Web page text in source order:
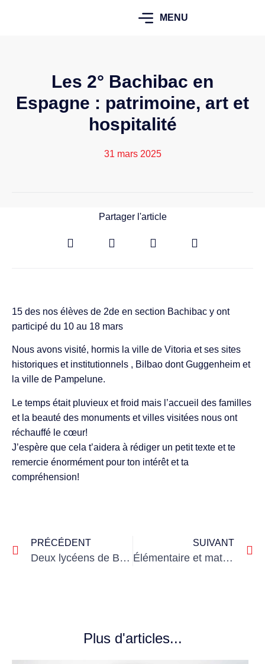
MENU
Les 2° Bachibac en
Espagne : patrimoine, art et
hospitalité
31 mars 2025
Partager l'article
15 des nos élèves de 2de en section Bachibac y ont
participé du 10 au 18 mars
Nous avons visité, hormis la ville de Vitoria et ses sites
historiques et institutionnels , Bilbao dont Guggenheim et
la ville de Pampelune.
Le temps était pluvieux et froid mais l’accueil des familles
et la beauté des monuments et villes visitées nous ont
réchauffé le cœur!
J’espère que cela t’aidera à rédiger un petit texte et te
remercie énormément pour ton intérêt et ta
compréhension!
PRÉCÉDENT
Deux lycéens de Blanche primés au concours de l’Association des Membres de l’Ordre des Palmes Académiques
SUIVANT
Élémentaire et maternelle en fête pour le carnaval de l’école
Plus d'articles...